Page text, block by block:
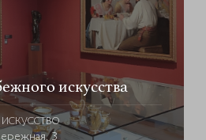
искусства
3